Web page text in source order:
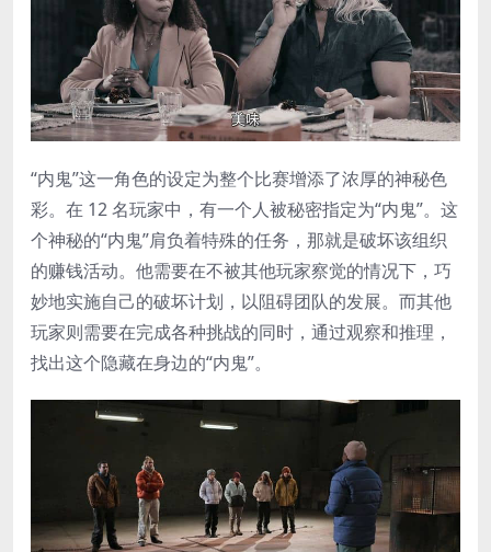
“内鬼”这一角色的设定为整个比赛增添了浓厚的神秘色
彩。在 12 名玩家中，有一个人被秘密指定为“内鬼”。这
个神秘的“内鬼”肩负着特殊的任务，那就是破坏该组织
的赚钱活动。他需要在不被其他玩家察觉的情况下，巧
妙地实施自己的破坏计划，以阻碍团队的发展。而其他
玩家则需要在完成各种挑战的同时，通过观察和推理，
找出这个隐藏在身边的“内鬼”。